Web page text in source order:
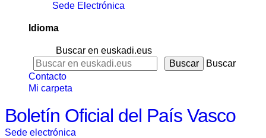
Sede Electrónica
Idioma
Buscar en euskadi.eus
Buscar
Contacto
Mi carpeta
Boletín Oficial del País Vasco
Sede electrónica